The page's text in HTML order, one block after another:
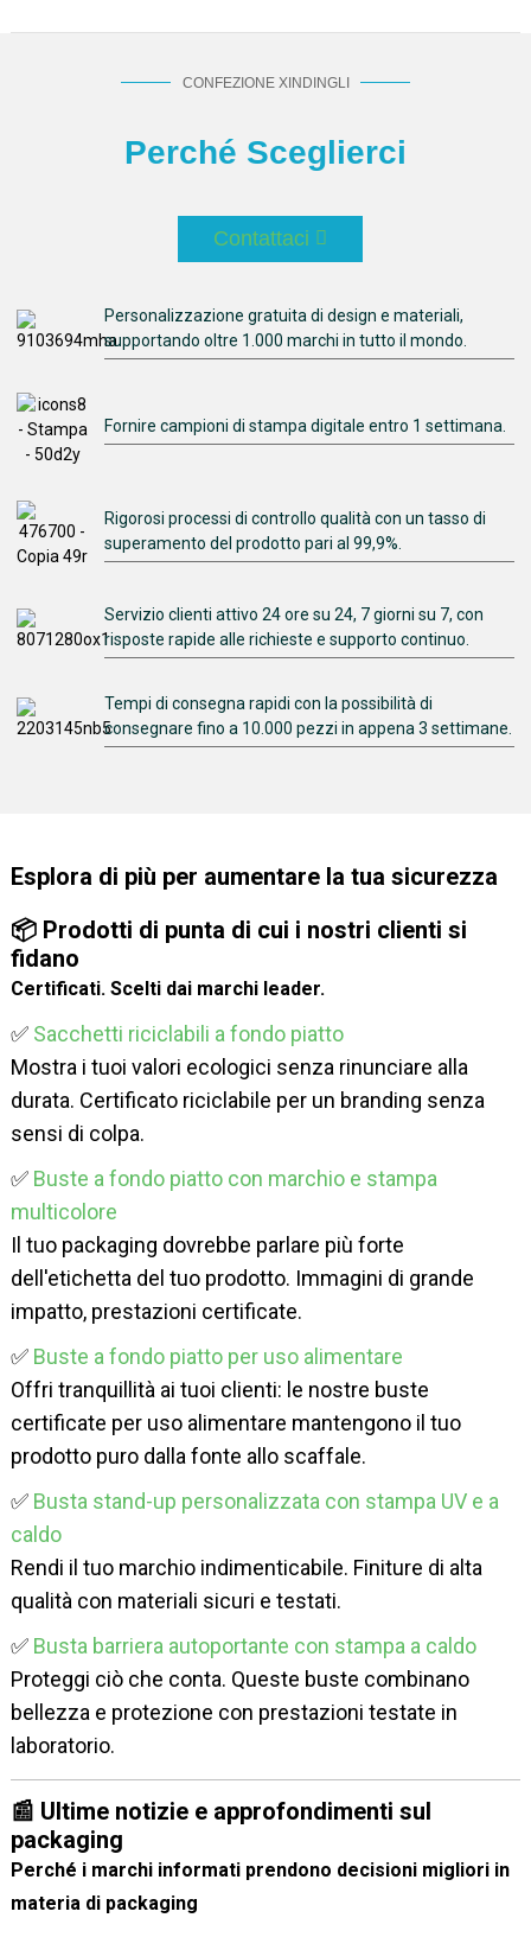
CONFEZIONE XINDINGLI
Perché Sceglierci
Contattaci
Personalizzazione gratuita di design e materiali,
supportando oltre 1.000 marchi in tutto il mondo.
Fornire campioni di stampa digitale entro 1 settimana.
Rigorosi processi di controllo qualità con un tasso di
superamento del prodotto pari al 99,9%.
Servizio clienti attivo 24 ore su 24, 7 giorni su 7, con
risposte rapide alle richieste e supporto continuo.
Tempi di consegna rapidi con la possibilità di
consegnare fino a 10.000 pezzi in appena 3 settimane.
Esplora di più per aumentare la tua sicurezza
📦 Prodotti di punta di cui i nostri clienti si
fidano
Certificati. Scelti dai marchi leader.
✅ Sacchetti riciclabili a fondo piatto
Mostra i tuoi valori ecologici senza rinunciare alla
durata. Certificato riciclabile per un branding senza
sensi di colpa.
✅ Buste a fondo piatto con marchio e stampa
multicolore
Il tuo packaging dovrebbe parlare più forte
dell'etichetta del tuo prodotto. Immagini di grande
impatto, prestazioni certificate.
✅ Buste a fondo piatto per uso alimentare
Offri tranquillità ai tuoi clienti: le nostre buste
certificate per uso alimentare mantengono il tuo
prodotto puro dalla fonte allo scaffale.
✅ Busta stand-up personalizzata con stampa UV e a
caldo
Rendi il tuo marchio indimenticabile. Finiture di alta
qualità con materiali sicuri e testati.
✅ Busta barriera autoportante con stampa a caldo
Proteggi ciò che conta. Queste buste combinano
bellezza e protezione con prestazioni testate in
laboratorio.
📰 Ultime notizie e approfondimenti sul
packaging
Perché i marchi informati prendono decisioni migliori in
materia di packaging